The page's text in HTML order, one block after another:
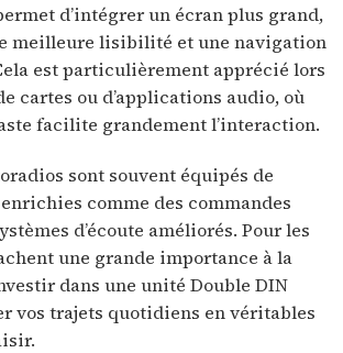
d’intégrer un écran plus grand,
meilleure lisibilité et une navigation
est particulièrement apprécié lors
cartes ou d’applications audio, où
facilite grandement l’interaction.
sont souvent équipés de
comme des commandes
d’écoute améliorés. Pour les
une grande importance à la
dans une unité Double DIN
vos trajets quotidiens en véritables